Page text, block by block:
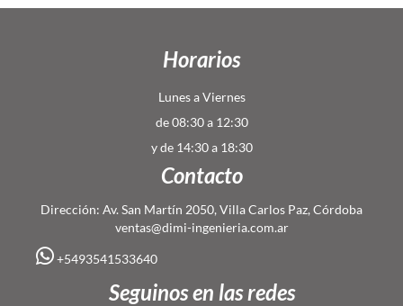
Horarios
Lunes a Viernes
de 08:30 a 12:30
y de 14:30 a 18:30
Contacto
Dirección: Av. San Martín 2050, Villa Carlos Paz, Córdoba
ventas@dimi-ingenieria.com.ar
+5493541533640
Seguinos en las redes